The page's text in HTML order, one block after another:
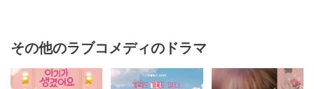
その他のラブコメディのドラマ